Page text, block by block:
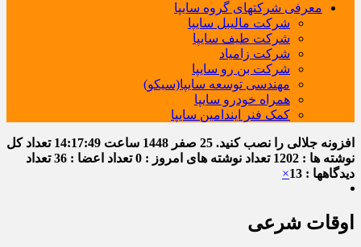
معرفی شرکتهای گروه سایپا
شرکت مالیبل سایپا
شرکت طیف سایپا
شرکت زامیاد
شرکت بن رو سایپا
مهندسی توسعه سایپا(سیکو)
همراه خودرو سایپا
کمک فنر ایندامین سایپا
افزونه جلالی را نصب کنید. 25 صفر 1448 ساعت 14:17:50 تعداد کل
نوشته ها : 1202
تعداد نوشته های امروز : 0 تعداد اعضا : 36
تعداد
دیدگاهها : 13
×
اوقات شرعی